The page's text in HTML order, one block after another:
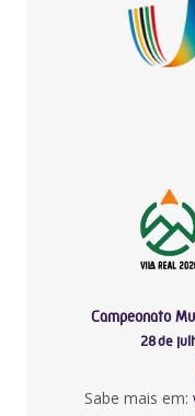
Campeonato
28 de
Sabe mais em: